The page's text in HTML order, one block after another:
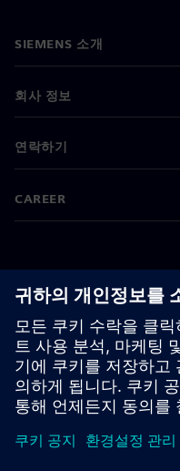
SIEMENS 소개
회사 정보
연락하기
CAREER
©Siemens2026
기업 정보
개인정보 처리방침
쿠키 정책
이용 약관